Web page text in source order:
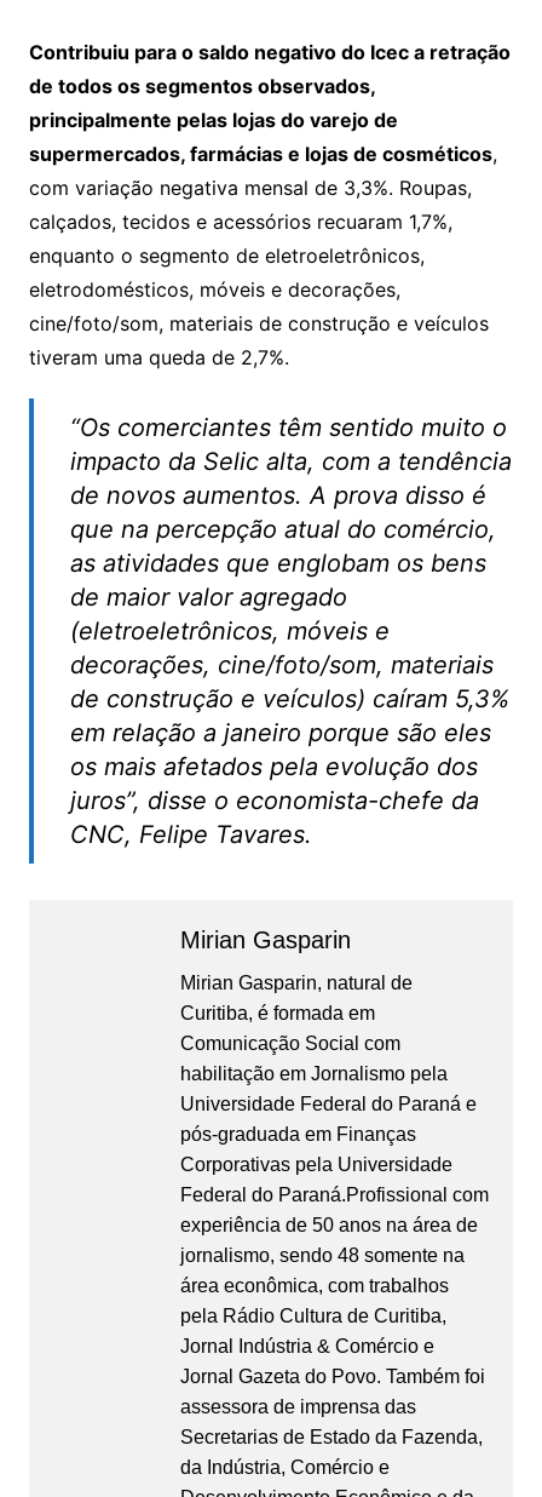
Contribuiu para o saldo negativo do Icec a retração
de todos os segmentos observados,
principalmente pelas lojas do varejo de
supermercados, farmácias e lojas de cosméticos,
com variação negativa mensal de 3,3%. Roupas,
calçados, tecidos e acessórios recuaram 1,7%,
enquanto o segmento de eletroeletrônicos,
eletrodomésticos, móveis e decorações,
cine/foto/som, materiais de construção e veículos
tiveram uma queda de 2,7%.
“Os comerciantes têm sentido muito o
impacto da Selic alta, com a tendência
de novos aumentos. A prova disso é
que na percepção atual do comércio,
as atividades que englobam os bens
de maior valor agregado
(eletroeletrônicos, móveis e
decorações, cine/foto/som, materiais
de construção e veículos) caíram 5,3%
em relação a janeiro porque são eles
os mais afetados pela evolução dos
juros”, disse o economista-chefe da
CNC, Felipe Tavares.
Mirian Gasparin
Mirian Gasparin, natural de
Curitiba, é formada em
Comunicação Social com
habilitação em Jornalismo pela
Universidade Federal do Paraná e
pós-graduada em Finanças
Corporativas pela Universidade
Federal do Paraná.Profissional com
experiência de 50 anos na área de
jornalismo, sendo 48 somente na
área econômica, com trabalhos
pela Rádio Cultura de Curitiba,
Jornal Indústria & Comércio e
Jornal Gazeta do Povo. Também foi
assessora de imprensa das
Secretarias de Estado da Fazenda,
da Indústria, Comércio e